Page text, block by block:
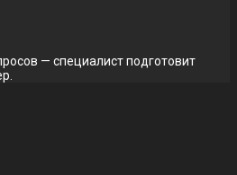
— специалист подготовит